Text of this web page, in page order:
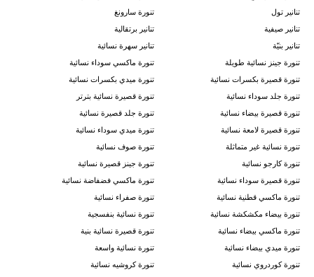
تنانير تول
تنورة سارونغ
تنانير صيفية
تنانير برتقالية
تنانير بنيّة
تنانير سهرة نسائية
تنورة جينز نسائية طويلة
تنورة ماكسي سوداء نسائية
تنورة قصيرة بكسرات نسائية
تنورة ميدي بكسرات نسائية
تنورة جلد سوداء نسائية
تنورة قصيرة نسائية بترتر
تنورة قصيرة بيضاء نسائية
تنورة جلد قصيرة نسائية
تنورة قصيرة لامعة نسائية
تنورة ميدي سوداء نسائية
تنورة نسائية غير متماثلة
تنورة صوف نسائية
تنورة كارجو نسائية
تنورة جينز قصيرة نسائية
تنورة قصيرة سوداء نسائية
تنورة ماكسي فضفاضة نسائية
تنورة ماكسي قطنية نسائية
تنورة صفراء نسائية
تنورة بيضاء مكشكشة نسائية
تنورة نسائية بنفسجية
تنورة ماكسي بيضاء نسائية
تنورة قصيرة نسائية بنية
تنورة ميدي بيضاء نسائية
تنورة نسائية واسعة
تنورة كوردروي نسائية
تنورة كروشيه نسائية